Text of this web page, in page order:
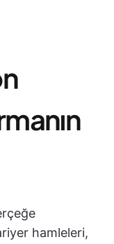
hamleleri,